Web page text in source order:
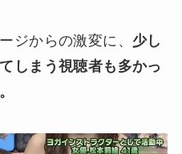
ジからの激変に、 少し
しまう視聴者も多かっ